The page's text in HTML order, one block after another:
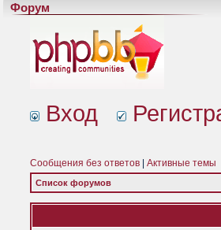
Форум
Вход
Сообщения без ответов Активные темы
Список форумов